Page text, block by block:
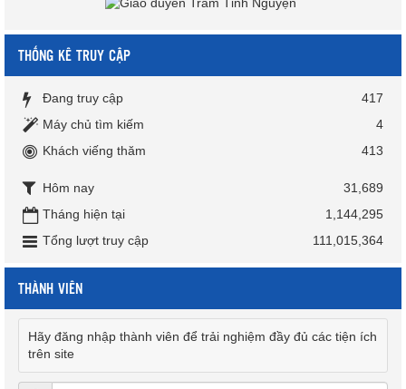
THỐNG KÊ TRUY CẬP
Đang truy cập
417
Máy chủ tìm kiếm
4
Khách viếng thăm
413
Hôm nay
31,689
Tháng hiện tại
1,144,295
Tổng lượt truy cập
111,015,364
THÀNH VIÊN
Hãy đăng nhập thành viên để trải nghiệm đầy đủ các tiện ích
trên site